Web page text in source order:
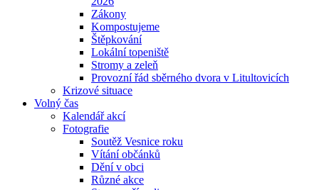
Zákony
Kompostujeme
Štěpkování
Lokální topeniště
Stromy a zeleň
Provozní řád sběrného dvora v Litultovicích
Krizové situace
Volný čas
Kalendář akcí
Fotografie
Soutěž Vesnice roku
Vítání občánků
Dění v obci
Různé akce